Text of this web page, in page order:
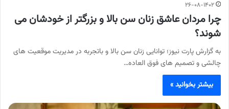
۲۶-۰۸-۱۴۰۲
چرا مردان عاشق زنان سن بالا و بزرگتر از خودشان می
شوند؟
به گزارش پارت نیوز؛ توانایی زنان سن بالا و باتجربه در مدیریت موقعیت های
چالشی و تصمیم های فوق العاده…
بیشتر بخوانید »